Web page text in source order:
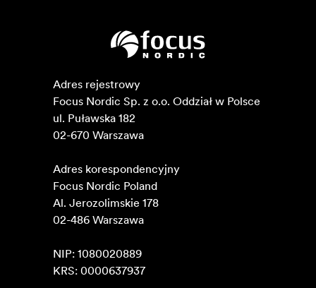
Adres rejestrowy
Focus Nordic Sp. z o.o. Oddział w Polsce
ul. Puławska 182
02-670 Warszawa
Adres korespondencyjny
Focus Nordic Poland
Al. Jerozolimskie 178
02-486 Warszawa
NIP: 1080020889
KRS: 0000637937